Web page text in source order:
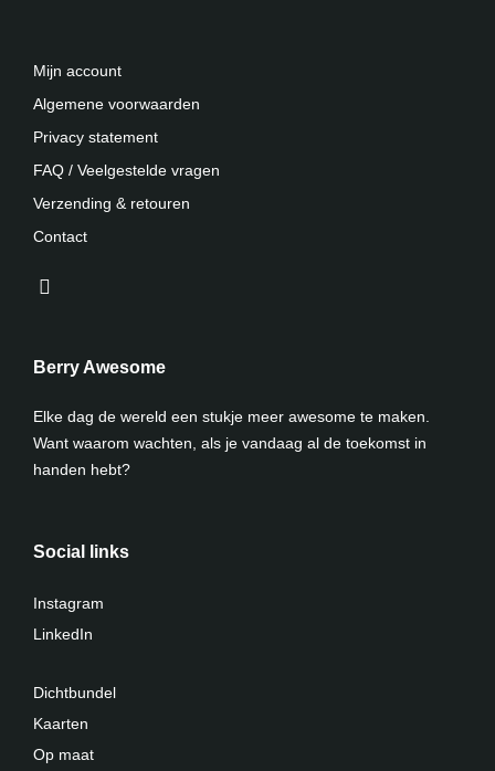
Mijn account
Algemene voorwaarden
Privacy statement
FAQ / Veelgestelde vragen
Verzending & retouren
Contact
Berry Awesome
Elke dag de wereld een stukje meer awesome te maken.
Want waarom wachten, als je vandaag al de toekomst in
handen hebt?
Social links
Instagram
LinkedIn
Dichtbundel
Kaarten
Op maat